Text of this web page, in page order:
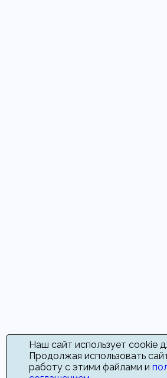
Наш сайт использует cookie
Продолжая использовать
работу с этими файлами и